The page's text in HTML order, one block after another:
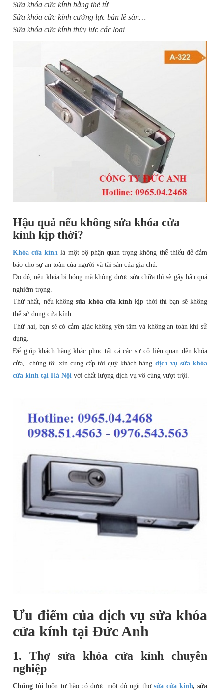
Sửa khóa cửa kính bằng thẻ từ
Sửa khóa cửa kính cường lực bản lề sàn…
Sửa khóa cửa kính thủy lực các loại
Hậu quả nếu không sửa khóa cửa
kính kịp thời?
Khóa cửa kính là một bộ phận quan trọng không thể thiếu để đảm
bảo cho sự an toàn của người và tài sản của gia chủ.
Do đó, nếu khóa bị hỏng mà không được sửa chữa thì sẽ gây hậu quả
nghiêm trọng.
Thứ nhất, nếu khôngsửa khóa cửa kính kịp thời thì bạn sẽ không
thể sử dụng cửa kính.
Thứ hai, bạn sẽ có cảm giác không yên tâm và không an toàn khi sử
dụng.
Để giúp khách hàng khắc phục tất cả các sự cố liên quan đến khóa
cửa, chúng tôi xin cung cấp tới quý khách hàng dịch vụ sửa khóa
cửa kính tại Hà Nội với chất lượng dịch vụ vô cùng vượt trội.
Ưu điểm của dịch vụ sửa khóa
cửa kính tại Đức Anh
1. Thợ sửa khóa cửa kính chuyên
nghiệp
Chúng tôiluôn tự hào có được một độ ngũ thợsửa cửa kính, sửa